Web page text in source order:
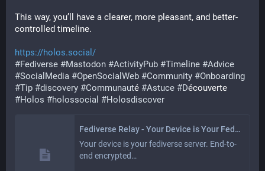
This way, you’ll have a clearer, more pleasant, and better-
controlled timeline.
https://holos.social/
#Fediverse #Mastodon #ActivityPub #Timeline #Advice
#SocialMedia #OpenSocialWeb #Community #Onboarding
#Tip #discovery #Communauté #Astuce #D
#Holos #holossocial #Holosdiscover
Fediverse Relay - Your Device is Your Fediverse Server
Your device is your fediverse server. End-to-
end encrypted…